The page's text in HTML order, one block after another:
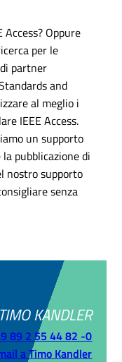
Oppure
per le
partner
and
al meglio i
IEEE Access.
un supporto
pubblicazione di
nostro supporto
senza
TIMO KANDLER
89 2 55 44 82 -0
a Timo Kandler